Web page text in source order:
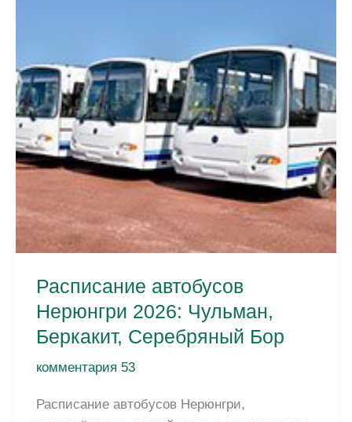
Расписание автобусов
Нерюнгри 2026: Чульман,
Беркакит, Серебряный Бор
комментария 53
Расписание автобусов Нерюнгри,